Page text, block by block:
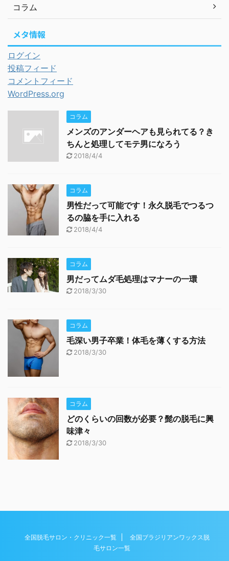
コラム
メタ情報
ログイン
投稿フィード
コメントフィード
WordPress.org
コラム
メンズのアンダーヘアも見られてる？き
ちんと処理してモテ男になろう
2018/4/4
コラム
男性だって可能です！永久脱毛でつるつ
るの脇を手に入れる
2018/4/4
コラム
男だってムダ毛処理はマナーの一環
2018/3/30
コラム
毛深い男子卒業！体毛を薄くする方法
2018/3/30
コラム
どのくらいの回数が必要？髭の脱毛に興
味津々
2018/3/30
全国脱毛サロン・クリニック一覧
全国ブラジリアンワックス脱
毛サロン一覧